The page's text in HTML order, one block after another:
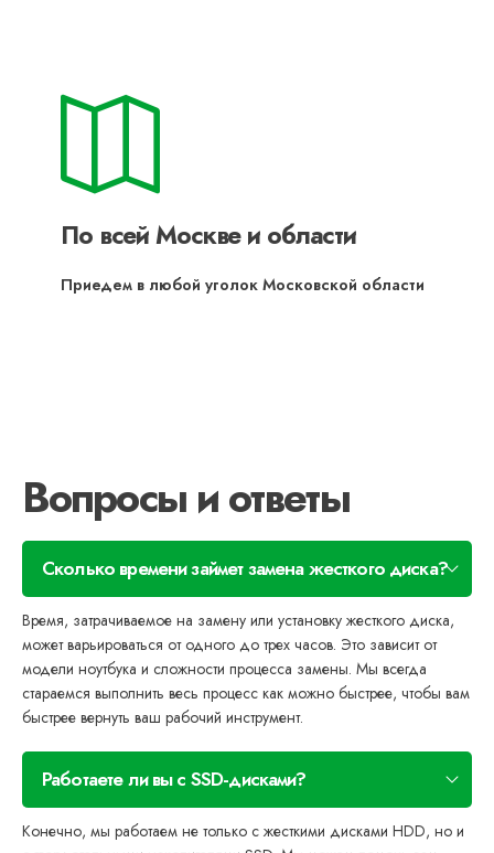
По всей Москве и области
Приедем в любой уголок Московской области
Вопросы и ответы
Сколько времени займет замена жесткого диска?
Время, затрачиваемое на замену или установку жесткого диска,
может варьироваться от одного до трех часов. Это зависит от
модели ноутбука и сложности процесса замены. Мы всегда
стараемся выполнить весь процесс как можно быстрее, чтобы вам
быстрее вернуть ваш рабочий инструмент.
Работаете ли вы с SSD-дисками?
Конечно, мы работаем не только с жесткими дисками HDD, но и